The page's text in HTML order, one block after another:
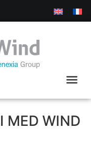
MED WIND